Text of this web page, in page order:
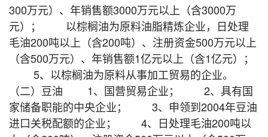
300万元）、年销售额3000万元以上（含3000万
元）； 以棕榈油为原料油脂精炼企业，日处理
毛油200吨以上（含200吨）、注册资金500万元以上
（含500万元）、年销售额1亿元以上（含1亿元）；
5、以棕榈油为原料从事加工贸易的企业。
（二）豆油 1、国营贸易企业； 2、具有国
家储备职能的中央企业； 3、申领到2004年豆油
进口关税配额的企业； 4、日处理毛油200吨以